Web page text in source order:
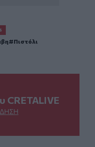
Πιστόλι
CRETALIVE